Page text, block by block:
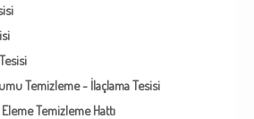
Temizleme - İlaçlama Tesisi
Temizleme Hattı